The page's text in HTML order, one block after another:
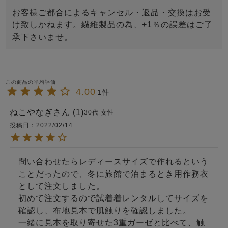
お客様ご都合によるキャンセル・返品・交換はお受
け致しかねます。繊維製品の為、+1％の誤差はご了
承下さいませ。
4.00 1
ねこやなぎ 1 30代 女性
投稿日
2022/02/14
問い合わせたらレディースサイズで作れるという
ことだったので、冬に旅館で泊まるとき用作務衣
として注文しました。
初めて注文するので試着着レンタルしてサイズを
確認し、布地見本で肌触りを確認しました。
一緒に見本を取り寄せた3重ガーゼと比べて、触